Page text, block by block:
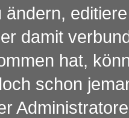
ändern,
damit
hat,
schon